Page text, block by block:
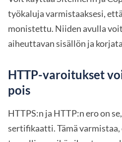
työkaluja varmistaaksesi,
monistettu. Niiden avulla
aiheuttavan sisällön ja
HTTP-varoitukset
pois
HTTPS:n ja HTTP:n ero on
sertifikaatti. Tämä